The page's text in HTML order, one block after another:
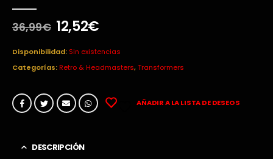
36,99€ El
original
era:
12,52€El
actual
es:
Disponibilidad: Sin existencias
Categorías:Retro & Headmasters,Transformers
AÑADIR A LA LISTA DE DESEOS
DESCRIPCIÓN